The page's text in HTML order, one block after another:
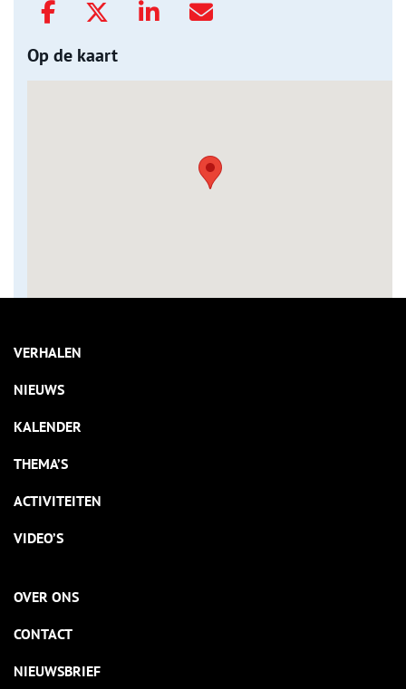
Op de kaart
VERHALEN
NIEUWS
KALENDER
THEMA’S
ACTIVITEITEN
VIDEO’S
OVER ONS
CONTACT
NIEUWSBRIEF